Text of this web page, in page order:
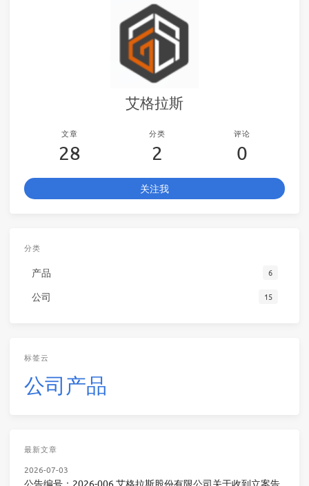
艾格拉斯
文章
28
分类
2
评论
0
关注我
分类
产品 6
公司 15
标签云
公司 产品
最新文章
2026-07-03
公告编号：2026-006 艾格拉斯股份有限公司关于收到立案告